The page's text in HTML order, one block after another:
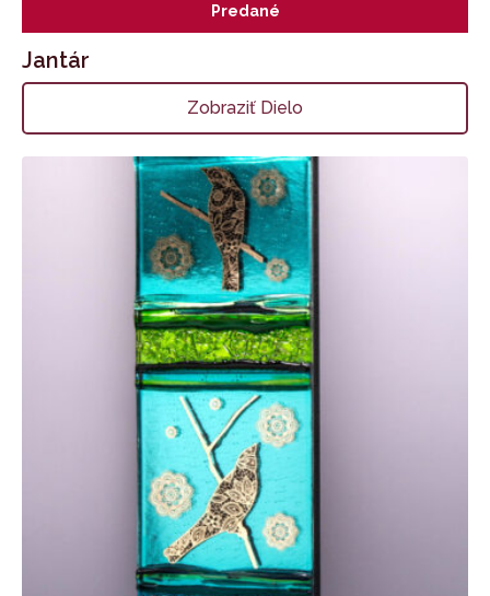
Predané
Jantár
Zobraziť Dielo